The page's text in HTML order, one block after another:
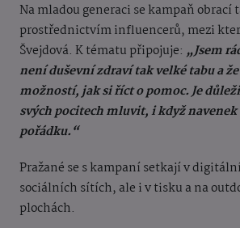
Na mladou generaci se kampaň obrací
prostřednictvím influencerů, mezi
Švejdová. K tématu připojuje: „Jsem
není duševní zdraví tak velké tabu a
možností, jak si říct o pomoc. Je
svých pocitech mluvit, i když navenek
pořádku.“
Pražané se s kampaní setkají v
sociálních sítích, ale i v tisku a na
plochách.